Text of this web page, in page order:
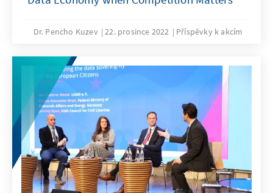
Dr. Pencho Kuzev 22. prosince 2022 Příspěvky k akcím